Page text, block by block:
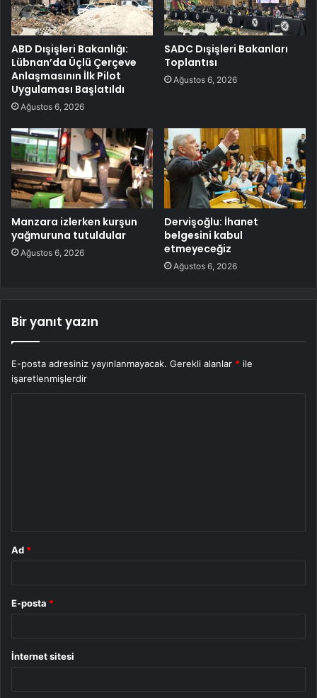
ABD Dışişleri Bakanlığı:
Lübnan’da Üçlü Çerçeve
Anlaşmasının İlk Pilot
Uygulaması Başlatıldı
Ağustos 6, 2026
SADC Dışişleri Bakanları
Toplantısı
Ağustos 6, 2026
Manzara izlerken kurşun
yağmuruna tutuldular
Ağustos 6, 2026
Dervişoğlu: İhanet
belgesini kabul
etmeyeceğiz
Ağustos 6, 2026
Bir yanıt yazın
E-posta adresiniz yayınlanmayacak. Gerekli alanlar * ile
işaretlenmişlerdir
Ad *
E-posta *
İnternet sitesi